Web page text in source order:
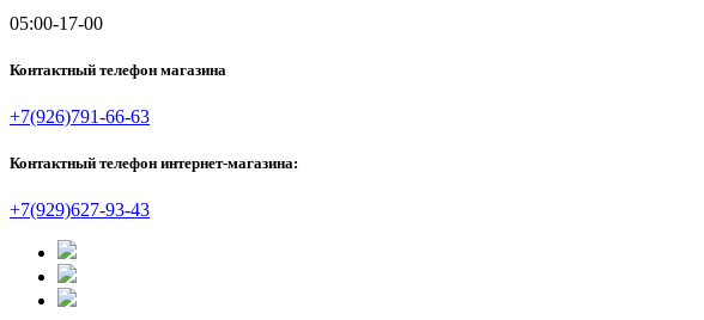
05:00-17-00
Контактный телефон магазина
+7(926)791-66-63
Контактный телефон интернет-магазина:
+7(929)627-93-43